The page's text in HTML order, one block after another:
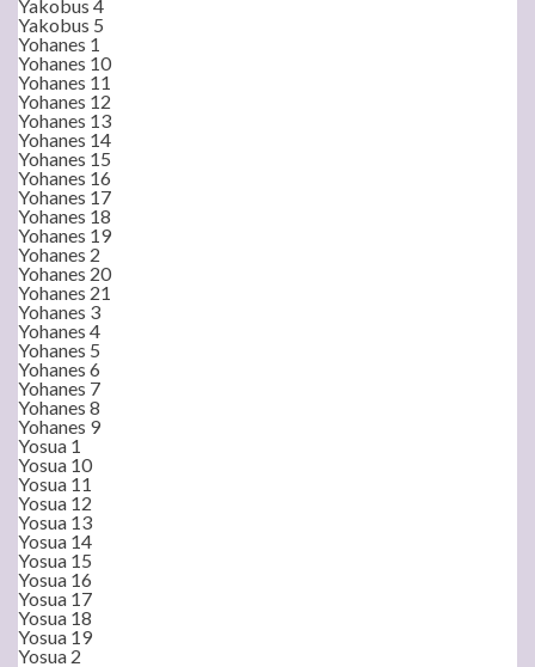
Yakobus 4
Yakobus 5
Yohanes 1
Yohanes 10
Yohanes 11
Yohanes 12
Yohanes 13
Yohanes 14
Yohanes 15
Yohanes 16
Yohanes 17
Yohanes 18
Yohanes 19
Yohanes 2
Yohanes 20
Yohanes 21
Yohanes 3
Yohanes 4
Yohanes 5
Yohanes 6
Yohanes 7
Yohanes 8
Yohanes 9
Yosua 1
Yosua 10
Yosua 11
Yosua 12
Yosua 13
Yosua 14
Yosua 15
Yosua 16
Yosua 17
Yosua 18
Yosua 19
Yosua 2